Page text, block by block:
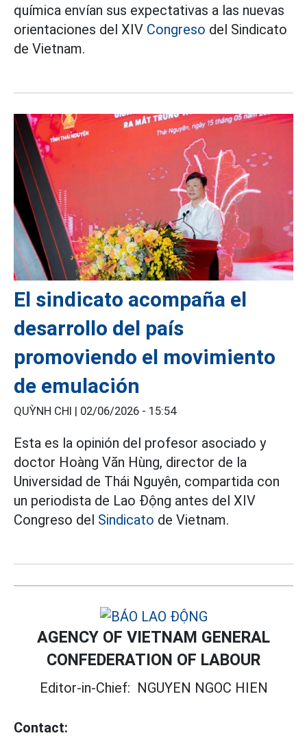
química envían sus expectativas a las nuevas
orientaciones del XIV Congreso del Sindicato
de Vietnam.
El sindicato acompaña el
desarrollo del país
promoviendo el movimiento
de emulación
QUỲNH CHI | 02/06/2026 - 15:54
Esta es la opinión del profesor asociado y
doctor Hoàng Văn Hùng, director de la
Universidad de Thái Nguyên, compartida con
un periodista de Lao Động antes del XIV
Congreso del Sindicato de Vietnam.
AGENCY OF VIETNAM GENERAL
CONFEDERATION OF LABOUR
Editor-in-Chief: NGUYEN NGOC HIEN
Contact: